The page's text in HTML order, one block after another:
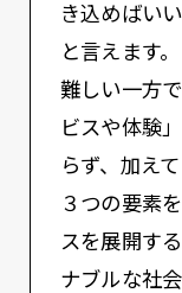
き込めばい
と言えます。
難しい一方
ビスや体験
らず、加え
３つの要素
スを展開す
ナブルな社